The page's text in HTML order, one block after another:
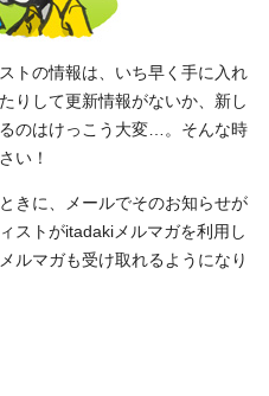
トの情報は、いち早く手に入れ
りして更新情報がないか、新し
のはけっこう大変…。そんな時
い！
きに、メールでそのお知らせが
ストがitadakiメルマガを利用し
ルマガも受け取れるようになり